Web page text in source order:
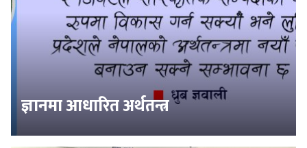
ज्ञानमा आधारित अर्थतन्त्र